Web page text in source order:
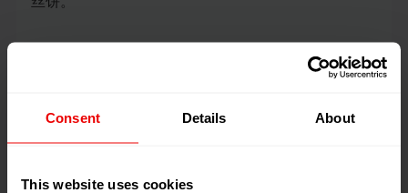
Consent Details About
This website uses cookies
丝饼。
自从化学纤维问世以来，人们就在不断地尝试给光滑